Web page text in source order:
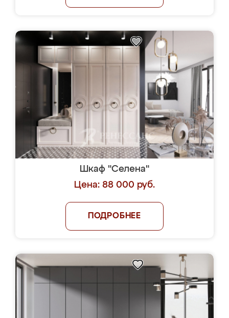
Шкаф "Селена"
Цена: 88 000 руб.
ПОДРОБНЕЕ